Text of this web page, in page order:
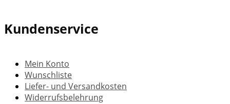
Kundenservice
Mein Konto
Wunschliste
Liefer- und Versandkosten
Widerrufsbelehrung